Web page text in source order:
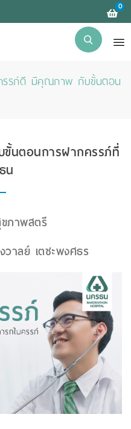
0
รรภ์ดี มีคุณภาพ กับขั้นตอน
นตอนการฝากครรภ์ที่
น
ภาพสตรี
าลย์ เตชะพงศธร